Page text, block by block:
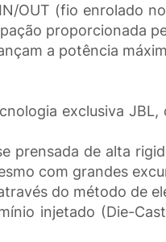
OUT (fio enrolado
proporcionada
a potência
exclusiva
prensada de alta
com grandes
do método de
injetado (Die-